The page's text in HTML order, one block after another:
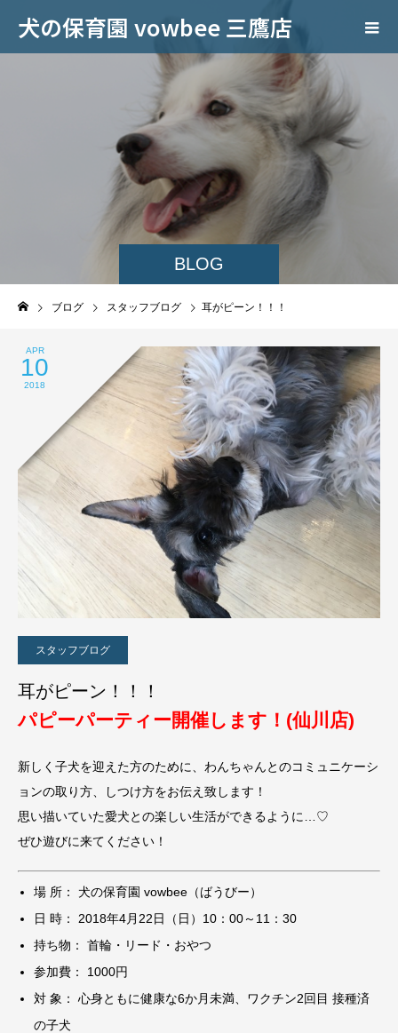
犬の保育園 vowbee 三鷹店
BLOG
ブログ スタッフブログ 耳がピーン！！！
APR
10
2018
スタッフブログ
耳がピーン！！！
パピーパーティー開催します！(仙川店)
新しく子犬を迎えた方のために、わんちゃんとのコミュニケーシ
ョンの取り方、しつけ方をお伝え致します！
思い描いていた愛犬との楽しい生活ができるように…♡
ぜひ遊びに来てください！
場 所： 犬の保育園 vowbee（ばうびー）
日 時： 2018年4月22日（日）10：00～11：30
持ち物： 首輪・リード・おやつ
参加費： 1000円
対 象： 心身ともに健康な6か月未満、ワクチン2回目 接種済
の子犬